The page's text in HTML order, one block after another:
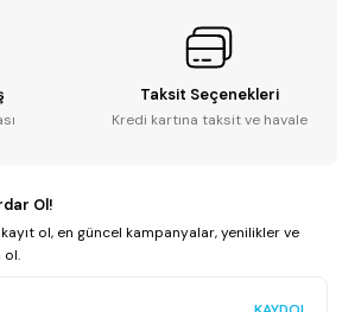
Taksit Seçenekleri
Kredi kartına taksit ve havale
Ol!
ol, en güncel kampanyalar, yenilikler ve
ol.